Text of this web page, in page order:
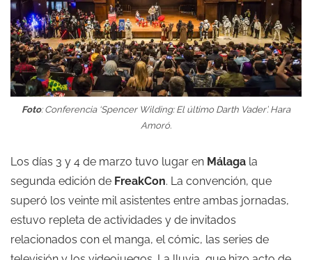
Foto: Conferencia ‘Spencer Wilding: El último Darth Vader’. Hara
Amoró.
Los días 3 y 4 de marzo tuvo lugar en Málaga la
segunda edición de FreakCon. La convención, que
superó los veinte mil asistentes entre ambas jornadas,
estuvo repleta de actividades y de invitados
relacionados con el manga, el cómic, las series de